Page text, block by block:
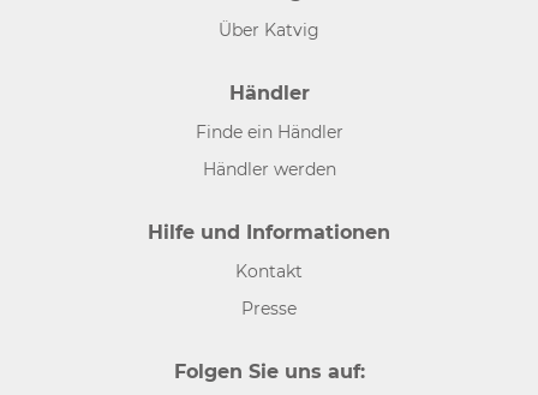
Über Katvig
Händler
Finde ein Händler
Händler werden
Hilfe und Informationen
Kontakt
Presse
Folgen Sie uns auf: